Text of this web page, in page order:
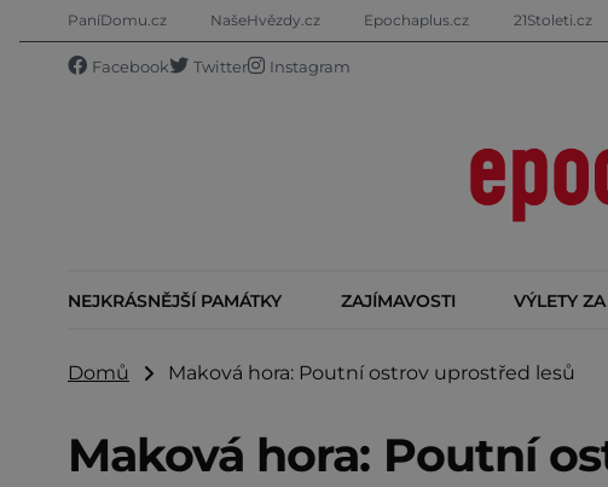
PaníDomu.cz NašeHvězdy.cz Epochaplus.cz 21Stoleti.cz
Facebook Twitter Instagram
NEJKRÁSNĚJŠÍ PAMÁTKY ZAJÍMAVOSTI VÝLETY
Domů Maková hora: Poutní ostrov uprostřed lesů
Maková hora: Poutní